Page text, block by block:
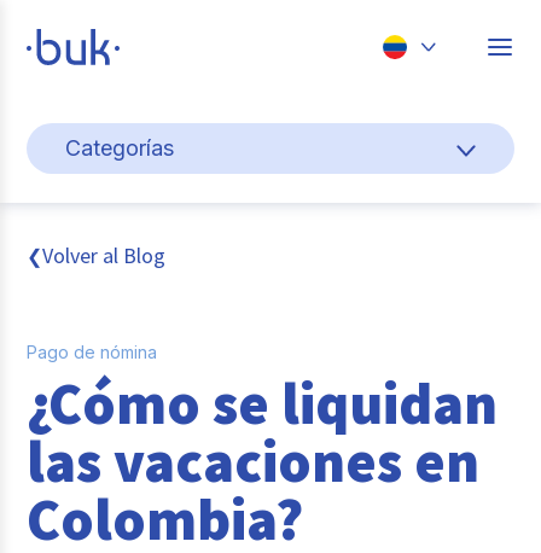
Perú
Categorías
Cultura y bienestar laboral
Gestión de personas
Pago de nómina
Buk
Transformación digital
Tendencias y Data
❮Volver al Blog
Pago de nómina
¿Cómo se liquidan
las vacaciones en
Colombia?